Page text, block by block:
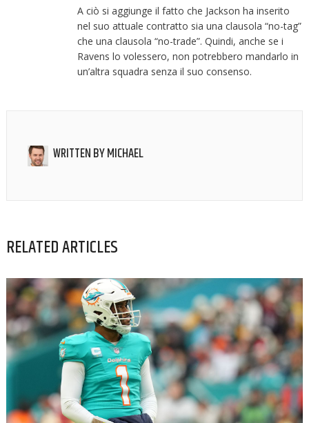
A ciò si aggiunge il fatto che Jackson ha inserito
nel suo attuale contratto sia una clausola “no-tag”
che una clausola “no-trade”. Quindi, anche se i
Ravens lo volessero, non potrebbero mandarlo in
un’altra squadra senza il suo consenso.
WRITTEN BYMICHAEL
RELATED ARTICLES